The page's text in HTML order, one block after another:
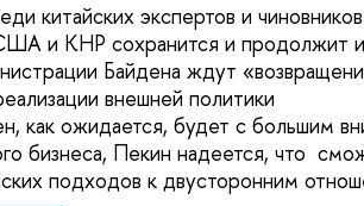
китайских экспертов и
и КНР сохранится и продолжит
Байдена ждут
внешней политики
как ожидается, будет с большим
бизнеса, Пекин надеется, что
подходов к двусторонним